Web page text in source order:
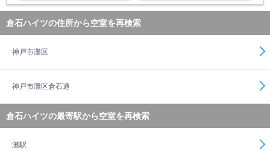
倉石ハイツの住所から空室を再検索
神戸市灘区
神戸市灘区倉石通
倉石ハイツの最寄駅から空室を再検索
灘駅